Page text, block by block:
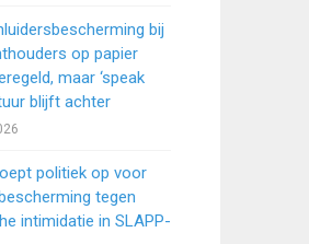
bij
op papier
maar ‘speak
blijft achter
politiek op voor
tegen
intimidatie in SLAPP-